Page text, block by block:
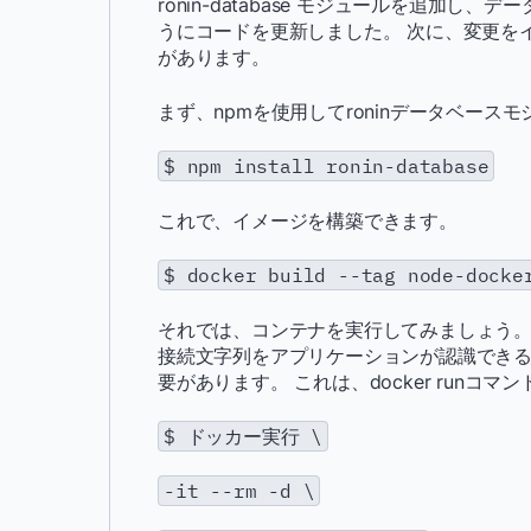
ronin-database モジュールを追加し、デー
うにコードを更新しました。 次に、変更
があります。
まず、npmを使用してroninデータベース
$ npm install ronin-database
これで、イメージを構築できます。
$ docker build --tag node-
それでは、コンテナを実行してみましょう
接続文字列をアプリケーションが認識でき
要があります。 これは、docker runコマン
$ ドッカー実行 \
-it --rm -d \